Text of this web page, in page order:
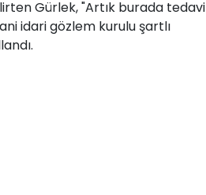
Gürlek, "Artık burada tedavi
idari gözlem kurulu şartlı